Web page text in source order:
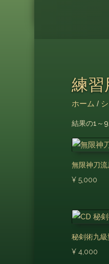
練習
ホーム /
結果の1～
無限神刀
¥5,000
秘剣術九級
¥4,000